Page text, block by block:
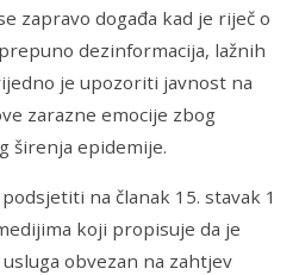
zapravo događa kad je riječ o
dezinformacija, lažnih
je upozoriti javnost na
zarazne emocije zbog
širenja epidemije.
na članak 15. stavak 1
koji propisuje da je
obvezan na zahtjev